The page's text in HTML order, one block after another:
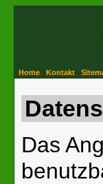
Home Kontakt
Das